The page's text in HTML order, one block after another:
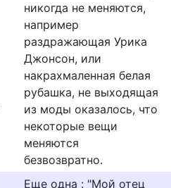
никогда не меняются,
например
раздражающая Урика
Джонсон, или
накрахмаленная белая
рубашка, не выходящая
из моды оказалось, что
некоторые вещи
меняются
безвозвратно.
Еще одна : "Мой отец